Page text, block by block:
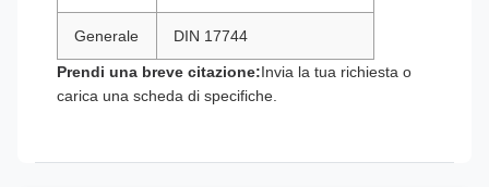
Generale DIN 17744
Prendi una breve citazione:Invia la tua richiesta o
carica una scheda di specifiche.